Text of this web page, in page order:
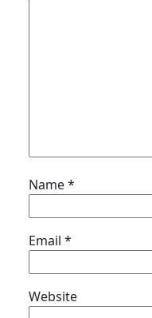
Name*
Email *
Website